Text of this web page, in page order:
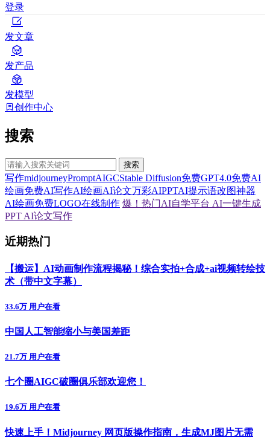
登录
发文章
发产品
发模型
创作中心
搜索
搜索
写作midjourneyPromptAIGCStable Diffusion免费GPT4.0免费AI
绘画免费AI写作AI绘画AI论文万彩AIPPTAI提示语改图神器
AI绘画免费LOGO在线制作 爆！热门AI自学平台 AI一键生成
PPT AI论文写作
近期热门
【搬运】AI动画制作流程揭秘！综合实拍+合成+ai视频转绘技
术（带中文字幕）
33.6万 用户在看
中国人工智能缩小与美国差距
21.7万 用户在看
七个圈AIGC破圈俱乐部欢迎您！
19.6万 用户在看
快速上手！Midjourney 网页版操作指南，生成MJ图片无需